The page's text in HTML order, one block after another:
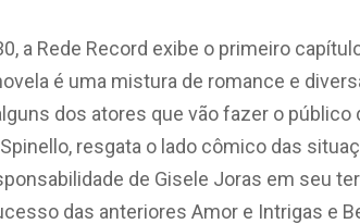
a Rede Record exibe o primeiro
é uma mistura de romance e
dos atores que vão fazer o público
resgata o lado cômico das
de Gisele Joras em seu
das anteriores Amor e Intrigas e